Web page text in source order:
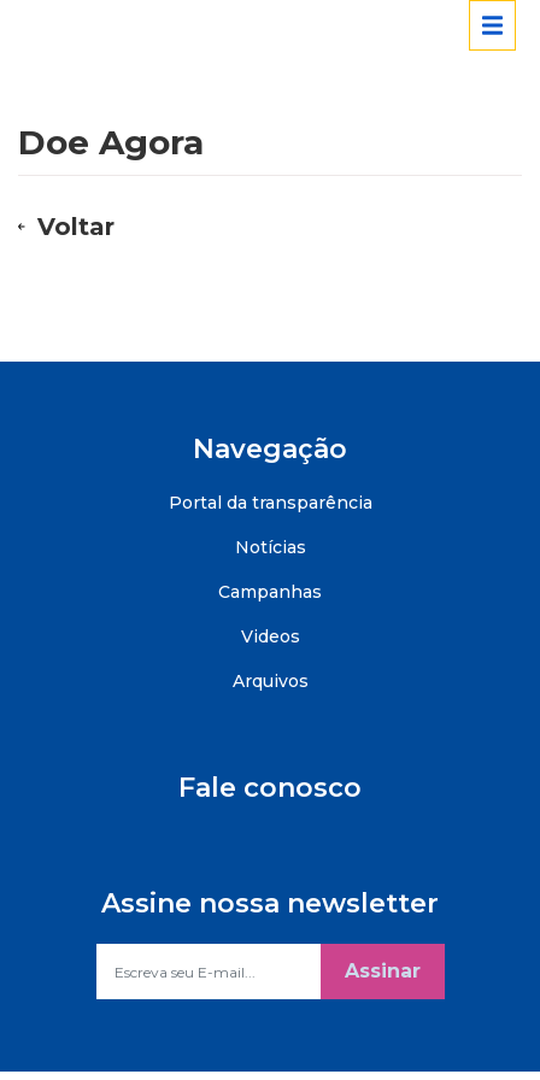
Doe Agora
Voltar
Navegação
Portal da transparência
Notícias
Campanhas
Videos
Arquivos
Fale conosco
Assine nossa newsletter
Assinar